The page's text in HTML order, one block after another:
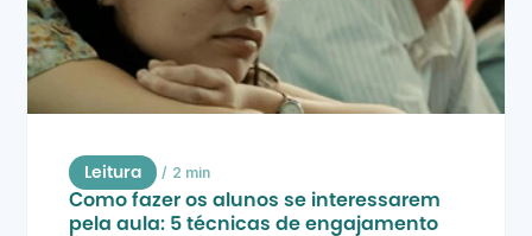
Leitura / 2 min
Como fazer os alunos se interessarem
pela aula: 5 técnicas de engajamento